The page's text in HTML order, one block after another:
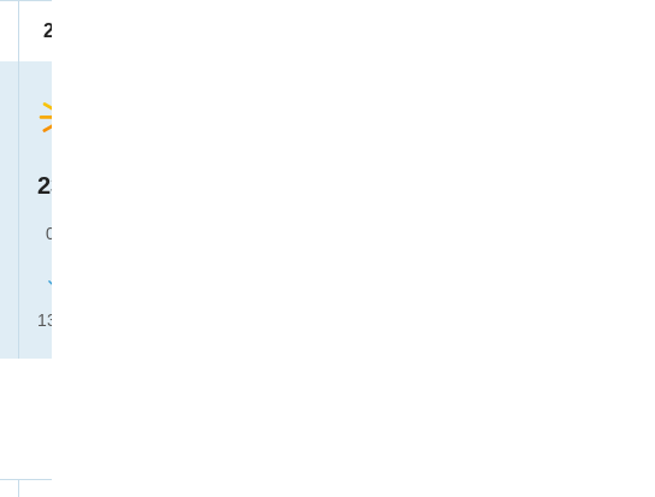
20:00
23 °C
0 mm
13 km/h